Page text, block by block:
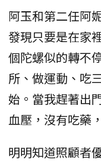
阿玉和第二任阿
發現只要是在家
個陀螺似的轉不
所、做運動、吃
始。當我趕著出
血壓，沒有吃藥
明明知道照顧者